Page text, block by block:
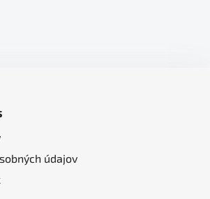
údajov